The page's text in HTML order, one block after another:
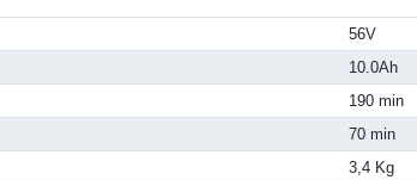
56V
10.0Ah
190 min
70 min
3,4 Kg